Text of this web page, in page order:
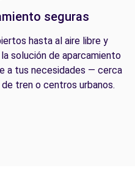
seguras
hasta al aire libre y
solución de aparcamiento
a tus necesidades — cerca
tren o centros urbanos.